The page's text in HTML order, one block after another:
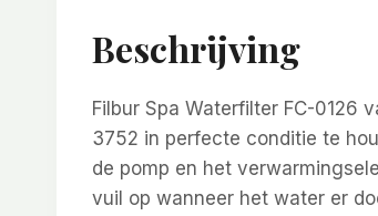
Beschrijving
Filbur Spa Waterfilter FC-0126
3752 in perfecte conditie te
de pomp en het
vuil op wanneer het water er